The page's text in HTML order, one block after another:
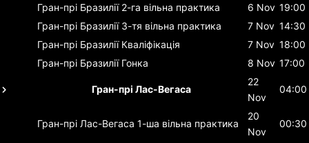
Гран-прі Бразилії 2-га вільна практика 6 Nov 19:00
Гран-прі Бразилії 3-тя вільна практика 7 Nov 14:30
Гран-прі Бразилії Кваліфікація 7 Nov 18:00
Гран-прі Бразилії Гонка 8 Nov 17:00
Гран-прі Лас-Вегаса
22
Nov
04:00
Гран-прі Лас-Вегаса 1-ша вільна практика
20
Nov
00:30